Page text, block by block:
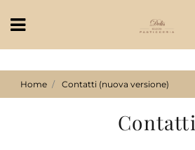
Open
Home Contatti (nuova versione)
Contatti